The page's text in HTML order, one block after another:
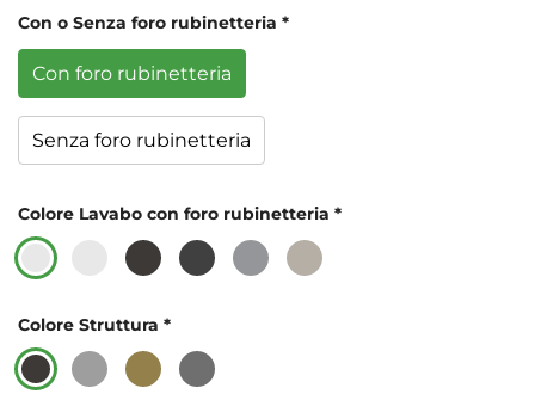
Con o Senza foro rubinetteria *
Con foro rubinetteria
Senza foro rubinetteria
Colore Lavabo con foro rubinetteria *
Colore Struttura *